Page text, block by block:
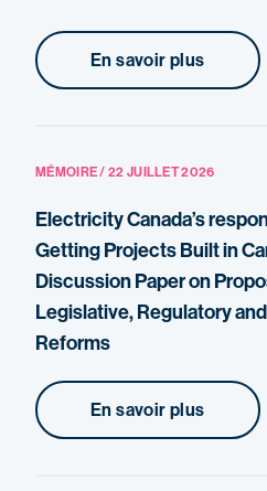
En savoir plus
MÉMOIRE / 22 JUILLET 2026
Electricity Canada’s
Getting Projects Built in
Discussion Paper on
Legislative, Regulatory
Reforms
En savoir plus